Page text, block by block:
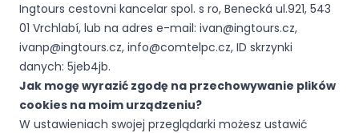
Ingtours cestovni kancelar spol. s ro, Benecká ul.921, 543
01 Vrchlabí, lub na adres e-mail: ivan@ingtours.cz,
ivanp@ingtours.cz, info@comtelpc.cz, ID skrzynki
danych: 5jeb4jb.
Jak mogę wyrazić zgodę na przechowywanie plików
cookies na moim urządzeniu?
W ustawieniach swojej przeglądarki możesz ustawić